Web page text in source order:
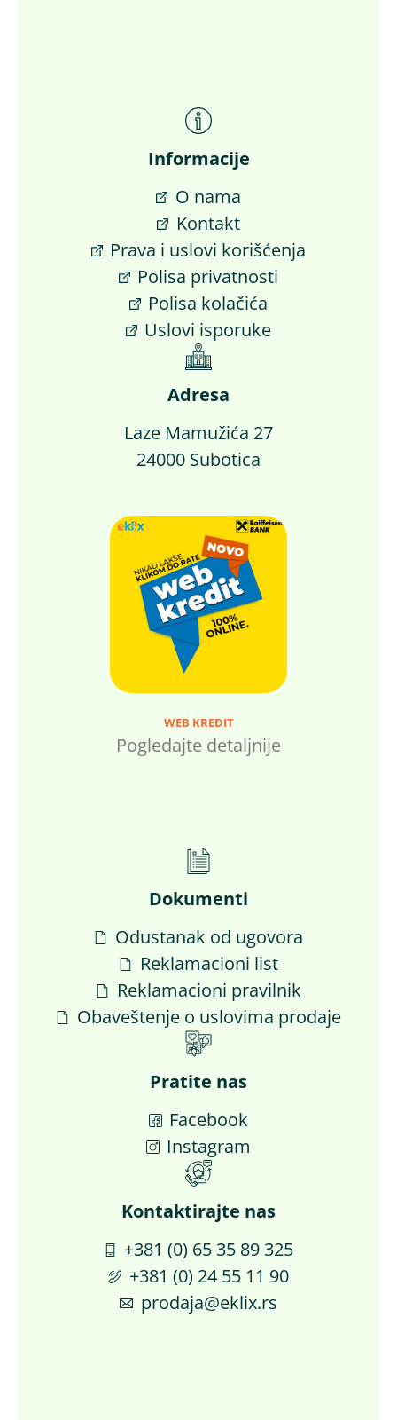
Informacije
O nama
Kontakt
Prava i uslovi korišćenja
Polisa privatnosti
Polisa kolačića
Uslovi isporuke
Adresa
Laze Mamužića 27
24000 Subotica
WEB KREDIT
Pogledajte detaljnije
Dokumenti
Odustanak od ugovora
Reklamacioni list
Reklamacioni pravilnik
Obaveštenje o uslovima prodaje
Pratite nas
Facebook
Instagram
Kontaktirajte nas​
+381 (0) 65 35 89 325
+381 (0) 24 55 11 90
prodaja@eklix.rs